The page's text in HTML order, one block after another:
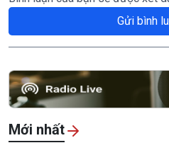
Gửi bình
Mới nhất